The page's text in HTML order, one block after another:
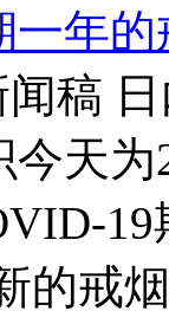
年
闻稿
今天
的戒